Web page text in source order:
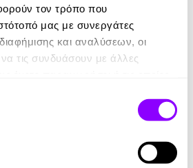
τον τρόπο που
μας με συνεργάτες
και αναλύσεων, οι
τις συνδυάσουν με άλλες